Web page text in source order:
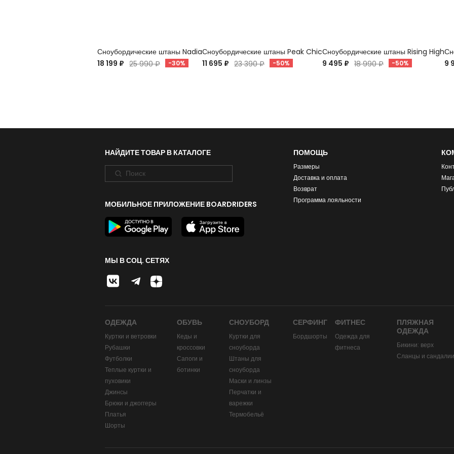
Сноубордические штаны Nadia
18 199 ₽ 25 990 ₽ -30%
Сноубордические штаны Peak Chic
11 695 ₽ 23 390 ₽ -50%
Сноубордические штаны Rising High
9 495 ₽ 18 990 ₽ -50%
9
НАЙДИТЕ ТОВАР В КАТАЛОГЕ
МОБИЛЬНОЕ ПРИЛОЖЕНИЕ BOARDRIDERS
МЫ В СОЦ. СЕТЯХ
ПОМОЩЬ
Размеры
Доставка и оплата
Возврат
Программа лояльности
ОДЕЖДА
Куртки и ветровки
Рубашки
Футболки
Теплые куртки и
пуховики
Джинсы
Брюки и джоггеры
Платья
Шорты
ОБУВЬ
Кеды и
кроссовки
Сапоги и
ботинки
СНОУБОРД
Куртки для
сноуборда
Штаны для
сноуборда
Маски и линзы
Перчатки и
варежки
Термобельё
СЕРФИНГ
Бордшорты
ФИТНЕС
Одежда для
фитнеса
ПЛЯЖНАЯ
ОДЕЖДА
Бикини: верх
Сланцы и сандалии